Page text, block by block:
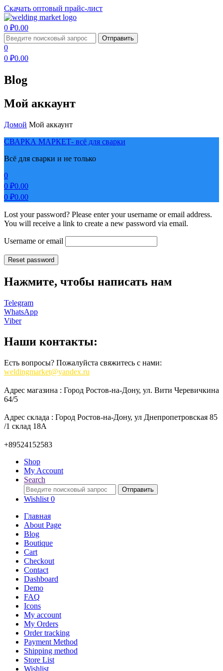
Скачать оптовый прайс-лист
Menu
0 ₽0.00
Search
for:
Отправить
0
0 ₽0.00
Blog
Мой аккаунт
Домой Мой аккаунт
СВАРКА МАРКЕТ- всё для сварки
Всё для сварки и не только
0
0 ₽0.00
0 ₽0.00
Lost your password? Please enter your username or email address.
You will receive a link to create a new password via email.
Username or email
Reset password
Нажмите, чтобы написать нам
Telegram
WhatsApp
Viber
Наши контакты:
Есть вопросы? Пожалуйста свяжитесь с нами:
weldingmarket@yandex.ru
Адрес магазина : Город Ростов-на-Дону, ул. Вити Черевичкина
64/5
Адрес склада : Город Ростов-на-Дону, ул Днепропетровская 85
/1 склад 18А
+89524152583
Shop
My Account
Search
Search
for:
Отправить
Wishlist 0
Главная
About Page
Blog
Boutique
Cart
Checkout
Contact
Dashboard
Demo
FAQ
Icons
My account
My Orders
Order tracking
Payment Method
Shipping method
Store List
Wishlist